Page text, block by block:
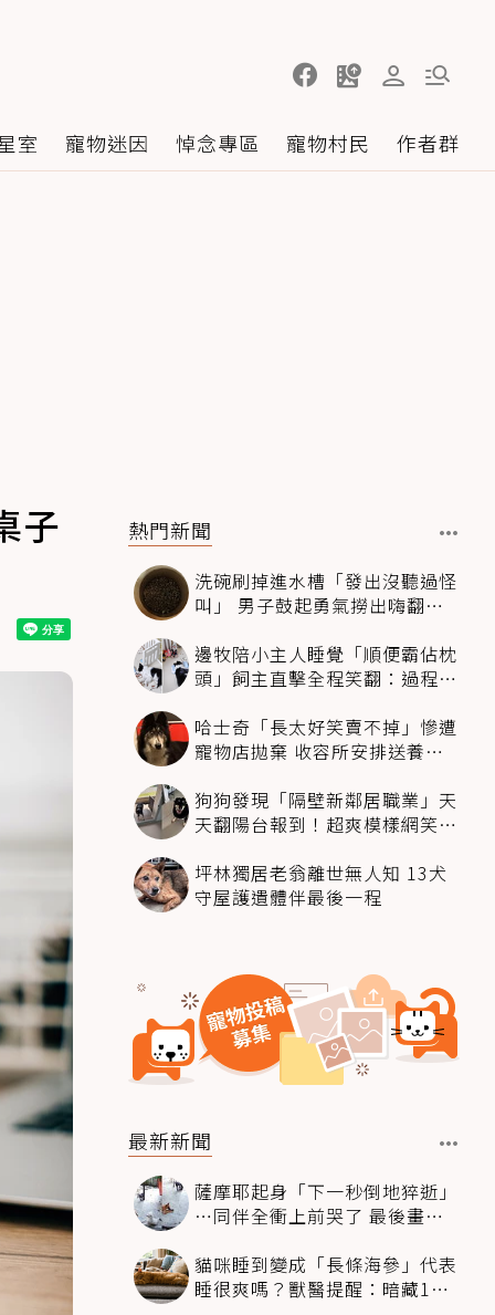
室 寵物迷因 悼念專區 寵物村民 作者群
子
熱門新聞
洗碗刷掉進水槽「發出沒聽過怪
叫」 男子鼓起勇氣撈出嗨翻：
邊牧陪小主人睡覺「順便霸佔枕
頭」飼主直擊全程笑翻：過程絲
哈士奇「長太好笑賣不掉」慘遭
寵物店拋棄 收容所安排送養活
狗狗發現「隔壁新鄰居職業」天
天翻陽台報到！超爽模樣網笑
坪林獨居老翁離世無人知 13犬
守屋護遺體伴最後一程
最新新聞
薩摩耶起身「下一秒倒地猝逝」
…同伴全衝上前哭了 最後畫面
貓咪睡到變成「長條海參」代表
睡很爽嗎？獸醫提醒：暗藏1種